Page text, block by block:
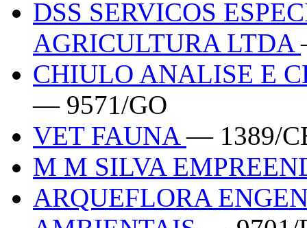
DSS SERVICOS
AGRICULTURA LTDA
CHIULO ANALISE E
— 9571/GO
VET FAUNA— 1389/
M M SILVA
ARQUEFLORA